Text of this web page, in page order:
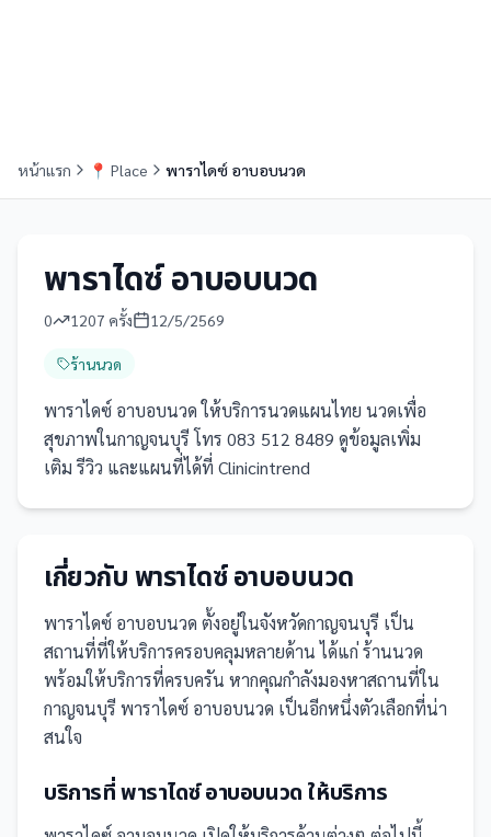
หน้าแรก 📍 Place พาราไดซ์ อาบอบนวด
พาราไดซ์ อาบอบนวด
0 1207 ครั้ง 12/5/2569
ร้านนวด
พาราไดซ์ อาบอบนวด ให้บริการนวดแผนไทย นวดเพื่อ
สุขภาพในกาญจนบุรี โทร 083 512 8489 ดูข้อมูลเพิ่ม
เติม รีวิว และแผนที่ได้ที่ Clinicintrend
เกี่ยวกับพาราไดซ์ อาบอบนวด
พาราไดซ์ อาบอบนวด ตั้งอยู่ในจังหวัดกาญจนบุรี เป็น
สถานที่ที่ให้บริการครอบคลุมหลายด้าน ได้แก่ ร้านนวด
พร้อมให้บริการที่ครบครัน หากคุณกำลังมองหาสถานที่ใน
กาญจนบุรี พาราไดซ์ อาบอบนวด เป็นอีกหนึ่งตัวเลือกที่น่า
สนใจ
บริการที่พาราไดซ์ อาบอบนวด ให้บริการ